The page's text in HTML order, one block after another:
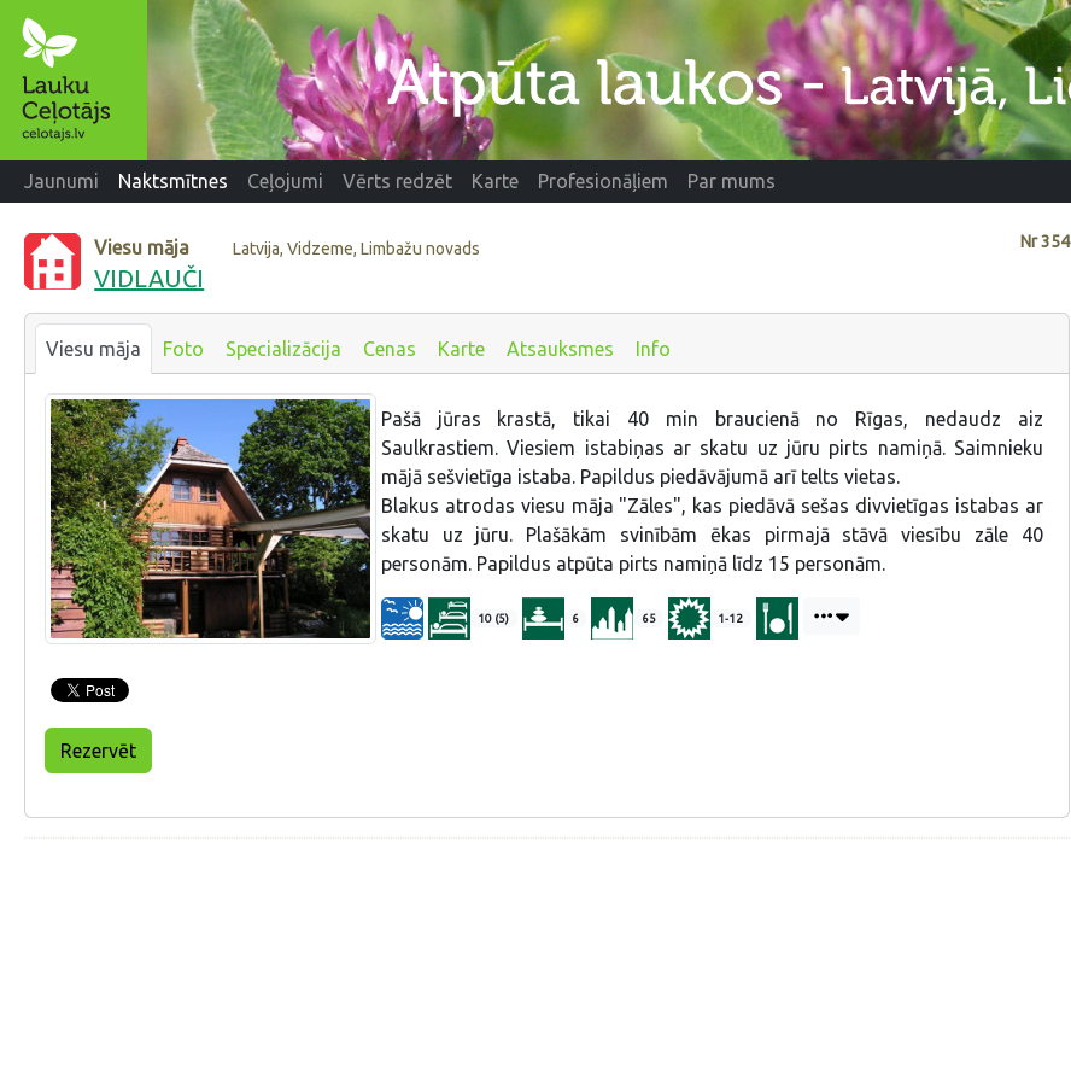
Jaunumi Naktsmītnes Ceļojumi Vērts redzēt Karte Profesionāļiem Par mums
Nr354
Viesu māja Latvija, Vidzeme, Limbažu novads
VIDLAUČI
Viesu māja Foto Specializācija Cenas Karte Atsauksmes Info
Pašā jūras krastā, tikai 40 min braucienā no Rīgas, nedaudz aiz
Saulkrastiem. Viesiem istabiņas ar skatu uz jūru pirts namiņā. Saimnieku
mājā sešvietīga istaba. Papildus piedāvājumā arī telts vietas.
Blakus atrodas viesu māja "Zāles", kas piedāvā sešas divvietīgas istabas ar
skatu uz jūru. Plašākām svinībām ēkas pirmajā stāvā viesību zāle 40
personām. Papildus atpūta pirts namiņā līdz 15 personām.
10 (5) 6 65 1-12
Rezervēt